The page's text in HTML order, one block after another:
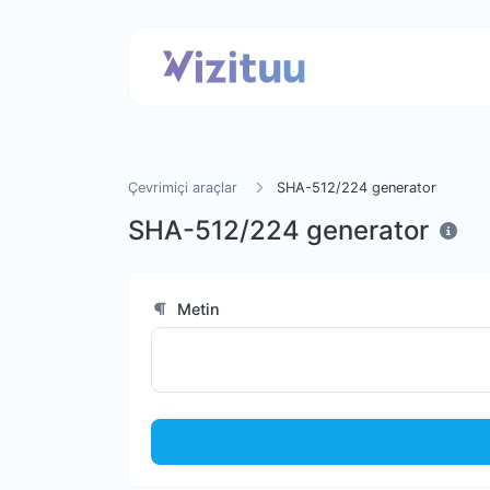
Çevrimiçi araçlar SHA-512/224 generator
SHA-512/224 generator
Metin